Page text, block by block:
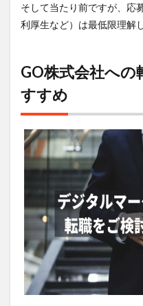
そして当たり前ですが、応
利厚生など）は最低限理解
GO株式会社へ
すすめ